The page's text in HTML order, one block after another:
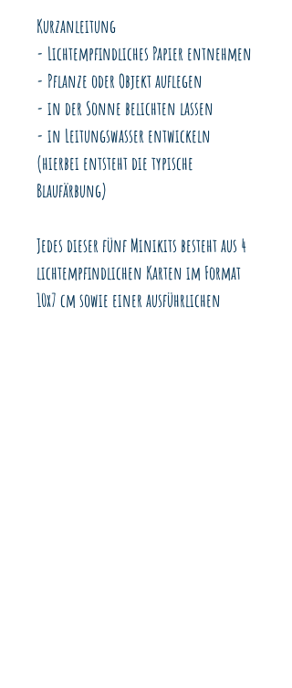
Kurzanleitung
- Lichtempfindliches Papier entnehmen
- Pflanze oder Objekt auflegen
- in der Sonne belichten lassen
- in Leitungswasser entwickeln
(hierbei entsteht die typische
Blaufärbung)
Jedes dieser fünf Minikits besteht aus 4
lichtempfindlichen Karten im Format
10x7 cm sowie einer ausführlichen